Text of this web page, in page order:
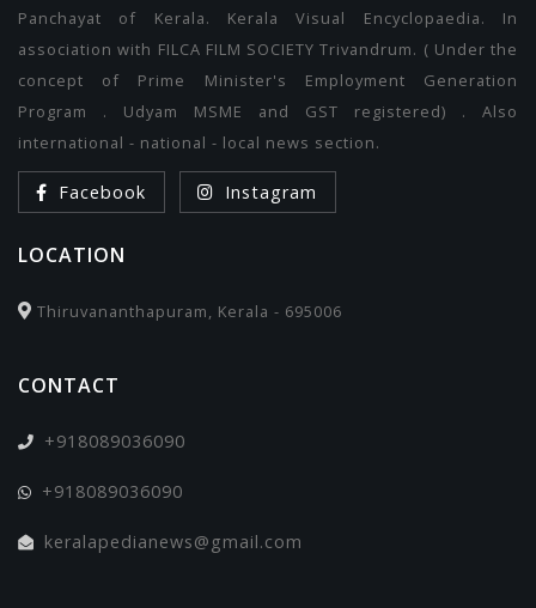
Panchayat of Kerala. Kerala Visual Encyclopaedia. In
association with FILCA FILM SOCIETY Trivandrum. ( Under the
concept of Prime Minister's Employment Generation
Program . Udyam MSME and GST registered) . Also
international - national - local news section.
Facebook Instagram
LOCATION
Thiruvananthapuram, Kerala - 695006
CONTACT
+918089036090
+918089036090
keralapedianews@gmail.com